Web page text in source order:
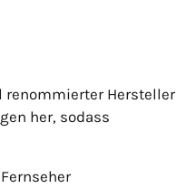
renommierter Hersteller
her, sodass